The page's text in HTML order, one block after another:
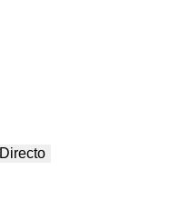
Directo